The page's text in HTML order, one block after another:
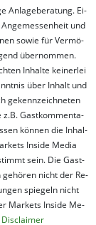
An­la­ge­be­ra­tung. Ei­
und
so­wie für Ver­mö­
über­nom­men.
In­hal­te kei­ner­lei
über In­halt und
ge­kenn­zeich­net­en
z.B. Gast­kom­men­ta­
kön­nen die In­hal­
In­side Me­dia
sein. Die Gast­
nicht der Re­
spie­geln nicht
Mar­kets In­side Me­